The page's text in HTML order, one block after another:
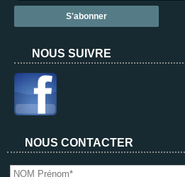
NOUS SUIVRE
NOUS CONTACTER